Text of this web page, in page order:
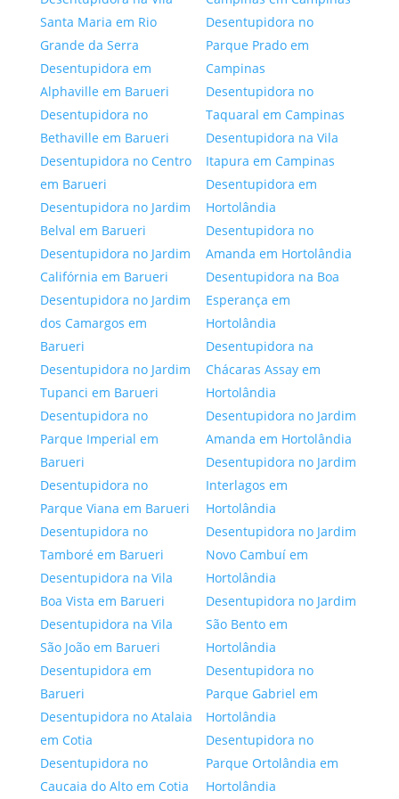
Santa Maria em Rio
Grande da Serra
Desentupidora em
Alphaville em Barueri
Desentupidora no
Bethaville em Barueri
Desentupidora no Centro
em Barueri
Desentupidora no Jardim
Belval em Barueri
Desentupidora no Jardim
Califórnia em Barueri
Desentupidora no Jardim
dos Camargos em
Barueri
Desentupidora no Jardim
Tupanci em Barueri
Desentupidora no
Parque Imperial em
Barueri
Desentupidora no
Parque Viana em Barueri
Desentupidora no
Tamboré em Barueri
Desentupidora na Vila
Boa Vista em Barueri
Desentupidora na Vila
São João em Barueri
Desentupidora em
Barueri
Desentupidora no Atalaia
em Cotia
Desentupidora no
Caucaia do Alto em Cotia
Desentupidora no
Parque Prado em
Campinas
Desentupidora no
Taquaral em Campinas
Desentupidora na Vila
Itapura em Campinas
Desentupidora em
Hortolândia
Desentupidora no
Amanda em Hortolândia
Desentupidora na Boa
Esperança em
Hortolândia
Desentupidora na
Chácaras Assay em
Hortolândia
Desentupidora no Jardim
Amanda em Hortolândia
Desentupidora no Jardim
Interlagos em
Hortolândia
Desentupidora no Jardim
Novo Cambuí em
Hortolândia
Desentupidora no Jardim
São Bento em
Hortolândia
Desentupidora no
Parque Gabriel em
Hortolândia
Desentupidora no
Parque Ortolândia em
Hortolândia